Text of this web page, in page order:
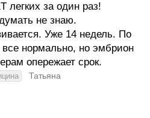
легких за один раз!
не знаю.
Уже 14 недель. По
все нормально, но эмбрион
опережает срок.
Татьяна